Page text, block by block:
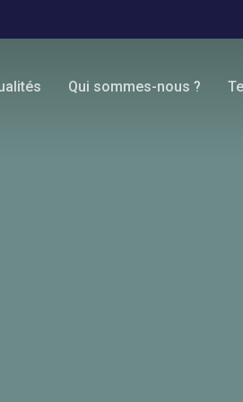
Qui sommes-nous ?